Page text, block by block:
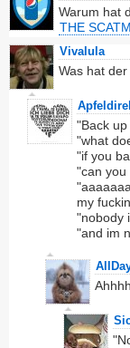
Warum hat
THE
Vivalula
Was hat
"Back
"what
"if you
"can you
my
"nobody
"and im